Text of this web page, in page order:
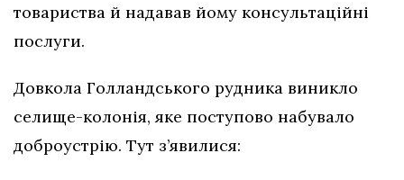
товариства й надавав йому консультаційні
послуги.
Довкола Голландського рудника виникло
селище-колонія, яке поступово набувало
доброустрію. Тут з’явилися: